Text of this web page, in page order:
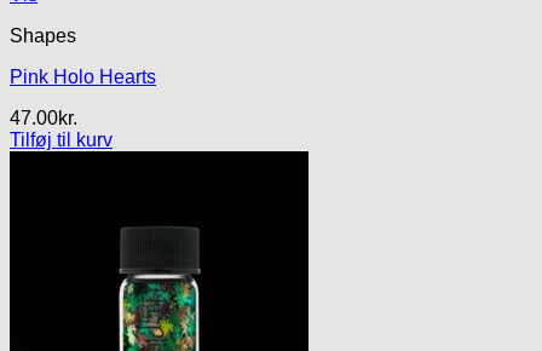
Shapes
Pink Holo Hearts
47.00kr.
Tilføj til kurv